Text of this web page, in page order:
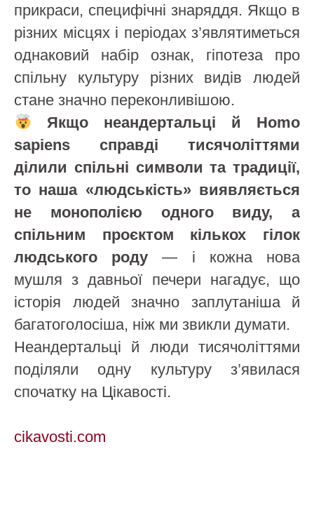
прикраси, специфічні знаряддя. Якщо в
різних місцях і періодах з’являтиметься
однаковий набір ознак, гіпотеза про
спільну культуру різних видів людей
стане значно переконливішою.
Якщо неандертальці й Homo
sapiens справді тисячоліттями
ділили спільні символи та традиції,
то наша «людськість» виявляється
не монополією одного виду, а
спільним проєктом кількох гілок
людського роду — і кожна нова
мушля з давньої печери нагадує, що
історія людей значно заплутаніша й
багатоголосіша, ніж ми звикли думати.
Неандертальці й люди тисячоліттями
поділяли одну культуру з’явилася
спочатку на Цікавості.
cikavosti.com